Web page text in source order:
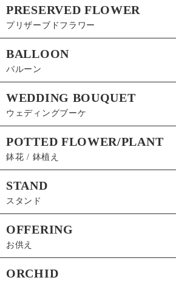
PRESERVED FLOWER
プリザーブドフラワー
BALLOON
バルーン
WEDDING BOUQUET
ウェディングブーケ
POTTED FLOWER/PLANT
鉢花 / 鉢植え
STAND
スタンド
OFFERING
お供え
ORCHID